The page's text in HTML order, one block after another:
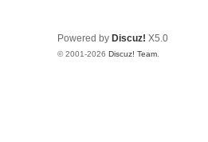
Powered by Discuz! X5.0
© 2001-2026 Discuz! Team